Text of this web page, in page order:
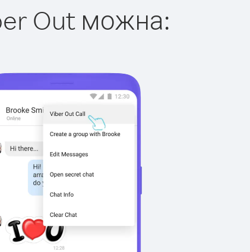
Out можна: